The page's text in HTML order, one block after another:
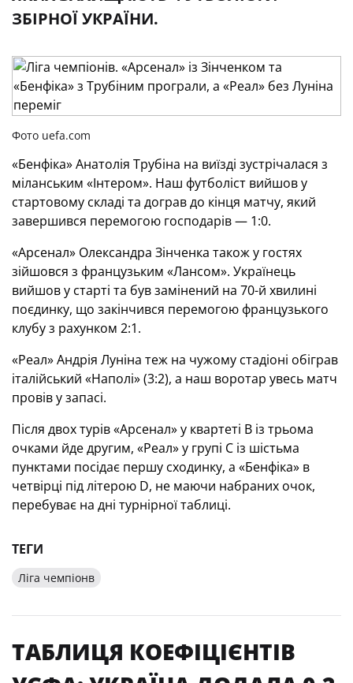
ЗБІРНОЇ УКРАЇНИ.
Фото uefa.com
«Бенфіка» Анатолія Трубіна на виїзді зустрічалася з
міланським «Інтером». Наш футболіст вийшов у
стартовому складі та дограв до кінця матчу, який
завершився перемогою господарів — 1:0.
«Арсенал» Олександра Зінченка також у гостях
зійшовся з французьким «Лансом». Українець
вийшов у старті та був замінений на 70-й хвилині
поєдинку, що закінчився перемогою французького
клубу з рахунком 2:1.
«Реал» Андрія Луніна теж на чужому стадіоні обіграв
італійський «Наполі» (3:2), а наш воротар увесь матч
провів у запасі.
Після двох турів «Арсенал» у квартеті В із трьома
очками йде другим, «Реал» у групі С із шістьма
пунктами посідає першу сходинку, а «Бенфіка» в
четвірці під літерою D, не маючи набраних очок,
перебуває на дні турнірної таблиці.
ТЕГИ
Ліга чемпіонв
ТАБЛИЦЯ КОЕФІЦІЄНТІВ